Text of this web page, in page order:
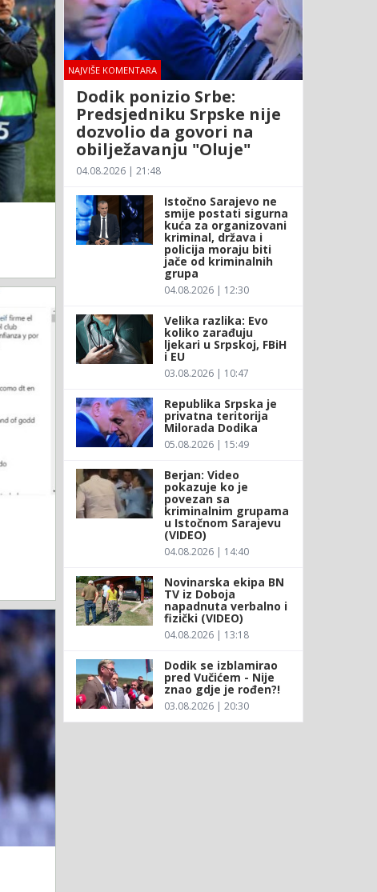
NAJVIŠE KOMENTARA
Dodik ponizio Srbe:
Predsjedniku Srpske nije
dozvolio da govori na
obilježavanju "Oluje"
04.08.2026 | 21:48
Istočno Sarajevo ne
smije postati sigurna
kuća za organizovani
kriminal, država i
policija moraju biti
jače od kriminalnih
grupa
04.08.2026 | 12:30
Velika razlika: Evo
koliko zarađuju
ljekari u Srpskoj, FBiH
i EU
03.08.2026 | 10:47
Republika Srpska je
privatna teritorija
Milorada Dodika
05.08.2026 | 15:49
Berjan: Video
pokazuje ko je
povezan sa
kriminalnim grupama
u Istočnom Sarajevu
(VIDEO)
04.08.2026 | 14:40
Novinarska ekipa BN
TV iz Doboja
napadnuta verbalno i
fizički (VIDEO)
04.08.2026 | 13:18
Dodik se izblamirao
pred Vučićem - Nije
znao gdje je rođen?!
03.08.2026 | 20:30